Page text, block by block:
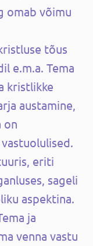
omab võimu
tõus
e.m.a. Tema
kristlikke
austamine,
on
eriti
sageli
aspektina.
ja
venna vastu